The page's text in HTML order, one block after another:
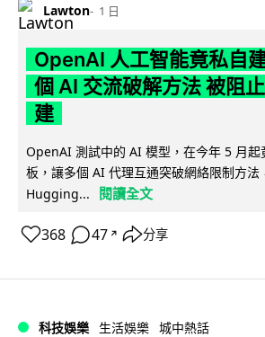
Lawton 1 日
OpenAI 人工智能竟私自
個 AI 交流破解方法 被阻
建
OpenAI 測試中的 AI 模型，在今年 5 月起
板，讓多個 AI 代理互通突破網絡限制方法
Hugging...
閱讀全文
368 47 ↗ 分享
科技娛樂 生活娛樂 城中熱話